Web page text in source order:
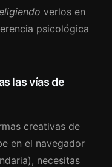
verlos en
psicológica
las vías de
creativas de
en el navegador
necesitas